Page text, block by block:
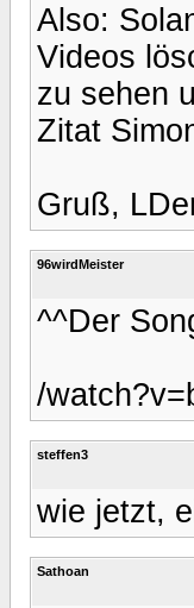
Also:
Videos
zu sehen
Zitat
Gruß,
96wirdMeister
^^Der
/
steffen3
wie jetzt,
Sathoan